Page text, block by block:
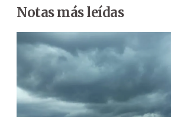
Notas más leídas